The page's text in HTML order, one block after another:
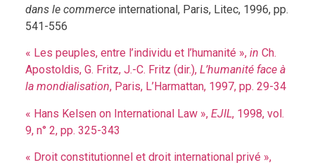
dans le commerceinternational, Paris, Litec, 1996, pp.
541-556
« Les peuples, entre l’individu et l’humanité », in Ch.
Apostoldis, G. Fritz, J.-C. Fritz (dir.), L’humanité face à
la mondialisation, Paris, L’Harmattan, 1997, pp. 29-34
« Hans Kelsen on International Law », EJIL, 1998, vol.
9, n° 2, pp. 325-343
« Droit constitutionnel et droit international privé »,